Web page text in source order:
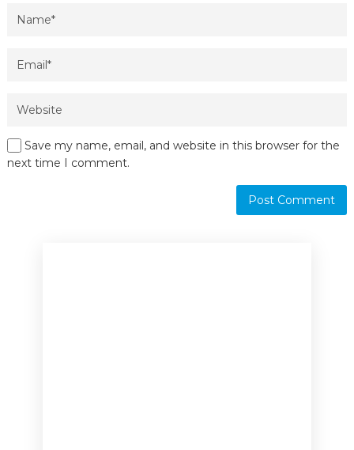
Save my name, email, and website in this browser for the
next time I comment.